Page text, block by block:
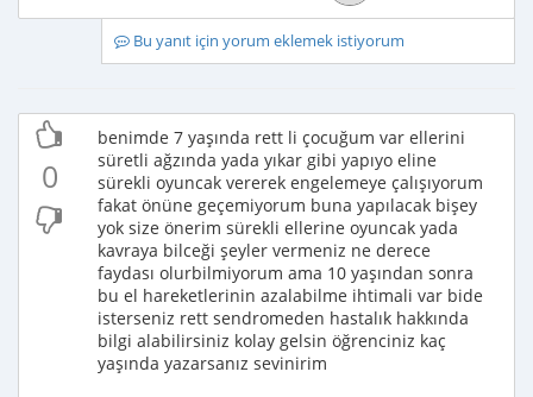
Bu yanıt için yorum eklemek istiyorum
0
benimde 7 yaşında rett li çocuğum var ellerini
süretli ağzında yada yıkar gibi yapıyo eline
sürekli oyuncak vererek engelemeye çalışıyorum
fakat önüne geçemiyorum buna yapılacak bişey
yok size önerim sürekli ellerine oyuncak yada
kavraya bilceği şeyler vermeniz ne derece
faydası olurbilmiyorum ama 10 yaşından sonra
bu el hareketlerinin azalabilme ihtimali var bide
isterseniz rett sendromeden hastalık hakkında
bilgi alabilirsiniz kolay gelsin öğrenciniz kaç
yaşında yazarsanız sevinirim